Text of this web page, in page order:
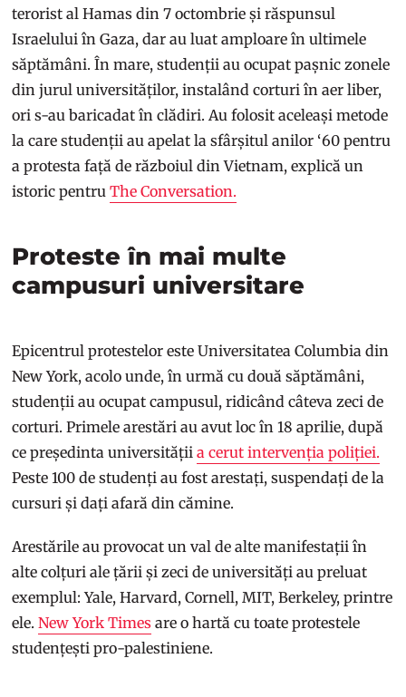
terorist al Hamas din 7 octombrie și răspunsul
Israelului în Gaza, dar au luat amploare în ultimele
săptămâni. În mare, studenții au ocupat pașnic zonele
din jurul universităților, instalând corturi în aer liber,
ori s-au baricadat în clădiri. Au folosit aceleași metode
la care studenții au apelat la sfârșitul anilor ‘60 pentru
a protesta față de războiul din Vietnam, explică un
istoric pentruThe Conversation.
Proteste în mai multe
campusuri universitare
Epicentrul protestelor este Universitatea Columbia din
New York, acolo unde, în urmă cu două săptămâni,
studenții au ocupat campusul, ridicând câteva zeci de
corturi. Primele arestări au avut loc în 18 aprilie, după
ce președinta universitățiia cerut intervenția poliției.
Peste 100 de studenți au fost arestați, suspendați de la
cursuri și dați afară din cămine.
Arestările au provocat un val de alte manifestații în
alte colțuri ale țării și zeci de universități au preluat
exemplul: Yale, Harvard, Cornell, MIT, Berkeley, printre
ele.New York Times are o hartă cu toate protestele
studențești pro-palestiniene.